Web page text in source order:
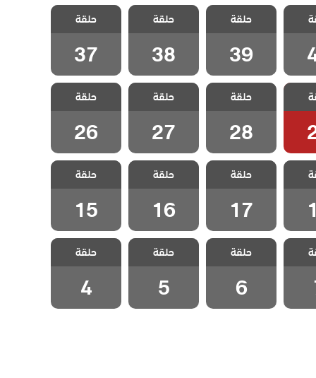
حلم
40
مسلسل حلم
اشرف الحلقة 39
حلقة
39
مسلسل حلم
اشرف الحلقة 38
حلقة
38
مسلسل حلم
اشرف الحلقة 37
حلقة
37
حلم
29
مسلسل حلم
اشرف الحلقة 28
حلقة
28
مسلسل حلم
اشرف الحلقة 27
حلقة
27
مسلسل حلم
اشرف الحلقة 26
حلقة
26
حلم
18
مسلسل حلم
اشرف الحلقة 17
حلقة
17
مسلسل حلم
اشرف الحلقة 16
حلقة
16
مسلسل حلم
اشرف الحلقة 15
حلقة
15
حلم
7
مسلسل حلم
اشرف الحلقة 6
حلقة
6
مسلسل حلم
اشرف الحلقة 5
حلقة
5
مسلسل حلم
اشرف الحلقة 4
حلقة
4